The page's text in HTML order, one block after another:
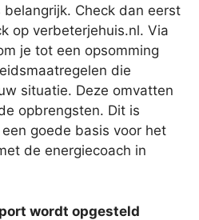
Check dan eerst
op verbeterjehuis.nl. Via
je tot een opsomming
die
situatie. Deze omvatten
opbrengsten. Dit is
goede basis voor het
de energiecoach in
wordt opgesteld